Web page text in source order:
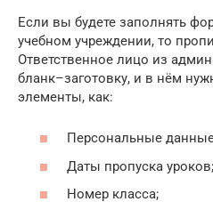
Если вы будете заполнять
учебном учреждении, то
Ответственное лицо из
бланк–заготовку, и в нём
элементы, как:
Персональные
Даты пропуска уроков;
Номер класса;